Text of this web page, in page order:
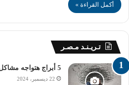
أكمل القراءة »
تـريـنـد مـصـر
5 أبراج هتواجه مشاكل في 2025.. هل أنت منهم؟
22 ديسمبر، 2024